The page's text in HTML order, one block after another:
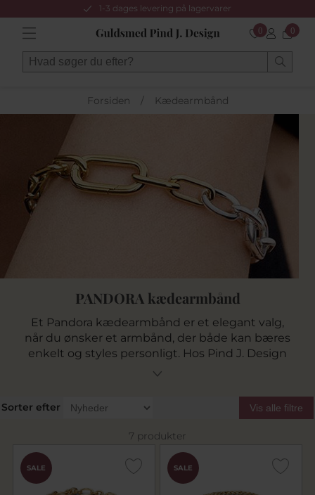
1-3 dages levering på lagervarer
0 0
Forsiden / Kædearmbånd
PANDORA kædearmbånd
Et Pandora kædearmbånd er et elegant valg,
når du ønsker et armbånd, der både kan bæres
enkelt og styles personligt. Hos Pind J. Design
finder du Pandora kædearmbånd i blandt
som kan matches med charms, ringe,
halskæder og øreringe.
Sorter efter Vis alle filtre
7 produkter
SALE SALE